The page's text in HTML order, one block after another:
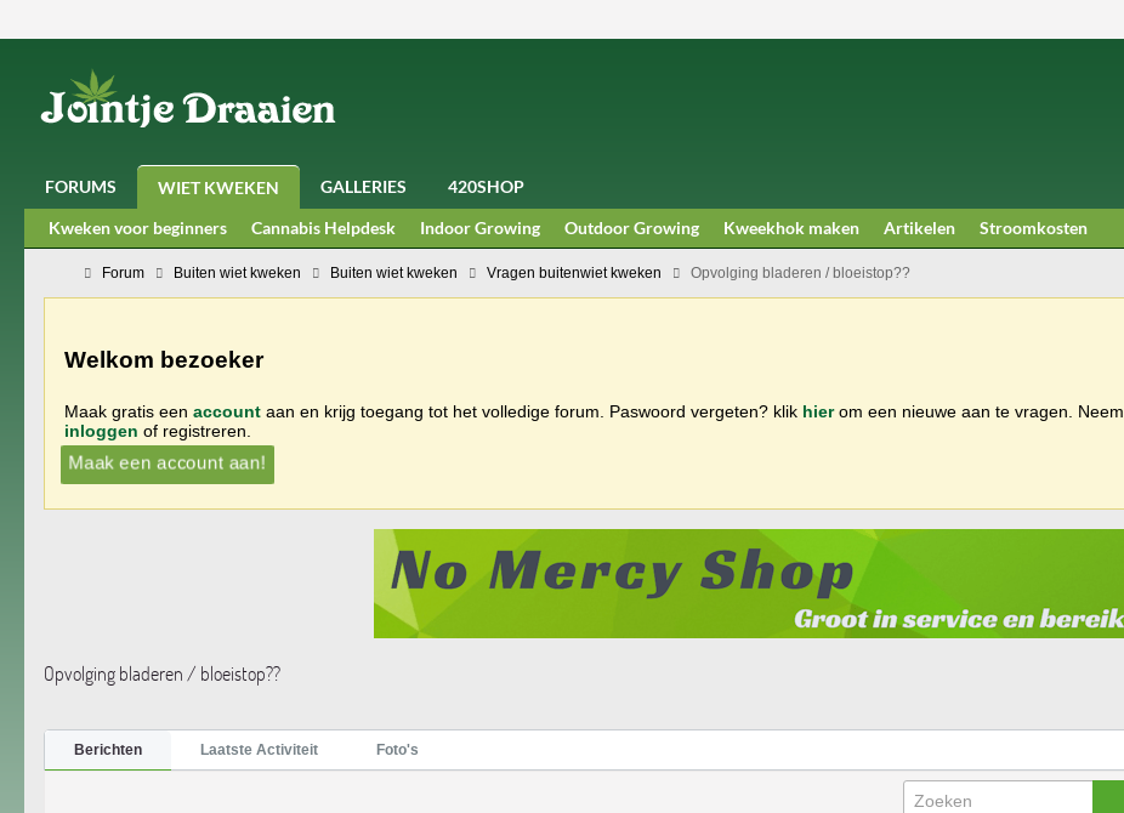
FORUMS WIET KWEKEN GALLERIES
420SHOP
Kweken voor beginners
Cannabis Helpdesk Indoor Growing Outdoor Growing Kweekhok maken Artikelen Stroomkosten
Forum Buiten wiet kweken Buiten wiet kweken Vragen buitenwiet kweken Opvolging bladeren / bloeistop??
Welkom bezoeker
Maak gratis een account aan en krijg toegang tot het volledige forum. Paswoord vergeten? klik hierom een nieuwe aan te vragen. Neem
inloggen of registreren.
Maak een account aan!
Opvolging bladeren / bloeistop??
Berichten Laatste Activiteit Foto's